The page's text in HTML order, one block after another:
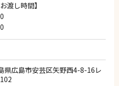
渡し時間】
県広島市安芸区矢野西4-8-16レ